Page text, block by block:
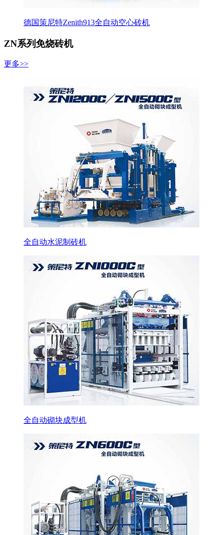
德国策尼特Zenith913全自动空心砖机
ZN系列免烧砖机
更多>>
全自动水泥制砖机
全自动砌块成型机